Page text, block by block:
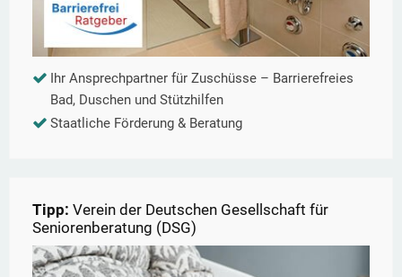
Ihr Ansprechpartner für Zuschüsse – Barrierefreies
Bad, Duschen und Stützhilfen
Staatliche Förderung & Beratung
Tipp: Verein der Deutschen Gesellschaft für
Seniorenberatung (DSG)